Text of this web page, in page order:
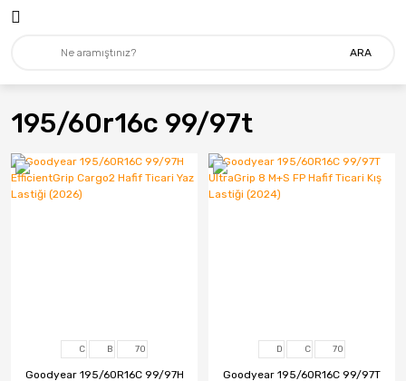
ARA
195/60r16c 99/97t
C B 70
Goodyear 195/60R16C 99/97H
D C 70
Goodyear 195/60R16C 99/97T